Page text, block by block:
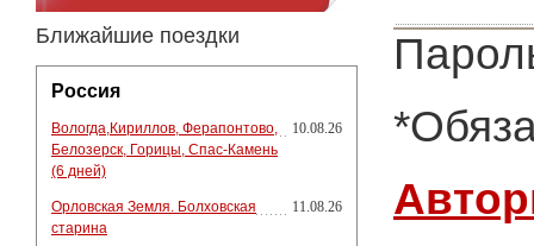
Ближайшие поездки
Россия
Вологда,Кириллов, Ферапонтово,
Белозерск, Горицы, Спас-Камень
(6 дней)
10.08.26
Орловская Земля. Болховская
старина
11.08.26
*